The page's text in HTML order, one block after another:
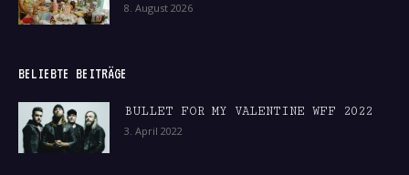
8. August 2026
BELIEBTE BEITRÄGE
BULLET FOR MY VALENTINE WFF 2022
3. April 2022